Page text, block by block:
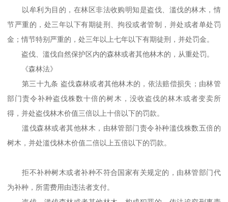
以牟利为目的，在林区非法收购明知是盗伐、滥伐的林木，情
节严重的，处三年以下有期徒刑、拘役或者管制，并处或者单处罚
金；情节特别严重的，处三年以上七年以下有期徒刑，并处罚金。
盗伐、滥伐自然保护区内的森林或者其他林木的，从重处罚。
《森林法》
第三十九条 盗伐森林或者其他林木的，依法赔偿损失；由林管
部门责令补种盗伐株数十倍的树木，没收盗伐的林木或者变卖所
得，并处盗伐林木价值三倍以上十倍以下的罚款。
滥伐森林或者其他林木，由林管部门责令补种滥伐株数五倍的
树木，并处滥伐林木价值二倍以上五倍以下的罚款。
拒不补种树木或者补种不符合国家有关规定的，由林管部门代
为补种，所需费用由违法者支付。